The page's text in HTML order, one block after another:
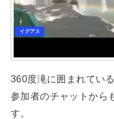
360度滝に囲まれてい
参加者のチャットから
す。